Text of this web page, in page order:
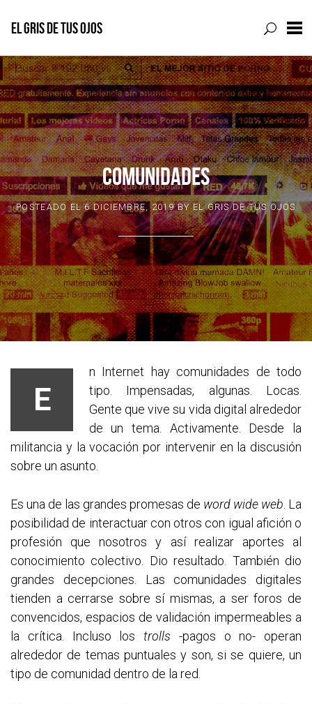
Skip
to
content
EL GRIS DE TUS OJOS
COMUNIDADES
POSTEADO EL6 DICIEMBRE, 2019BYEL GRIS DE TUS OJOS
E
n Internet hay comunidades de todo
tipo. Impensadas, algunas. Locas.
Gente que vive su vida digital alrededor
de un tema. Activamente. Desde la
militancia y la vocación por intervenir en la discusión
sobre un asunto.
Es una de las grandes promesas de word wide web. La
posibilidad de interactuar con otros con igual afición o
profesión que nosotros y así realizar aportes al
conocimiento colectivo. Dio resultado. También dio
grandes decepciones. Las comunidades digitales
tienden a cerrarse sobre sí mismas, a ser foros de
convencidos, espacios de validación impermeables a
la crítica. Incluso los trolls -pagos o no- operan
alrededor de temas puntuales y son, si se quiere, un
tipo de comunidad dentro de la red.